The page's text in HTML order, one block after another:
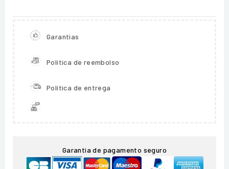
Garantias
Política de reembolso
Política de entrega
Garantia de pagamento seguro